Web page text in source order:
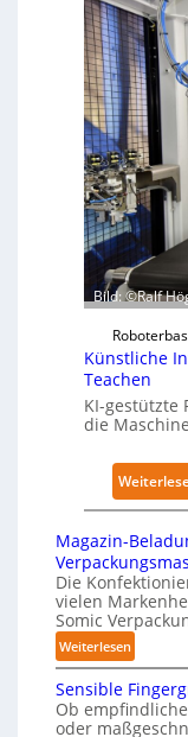
Bild: ©Ralf
Künstliche
Teachen
KI-gestützte
die
Magazin-
Die
vielen
Somic
Weiterlesen:
M
a
g
Sensible
Ob
oder